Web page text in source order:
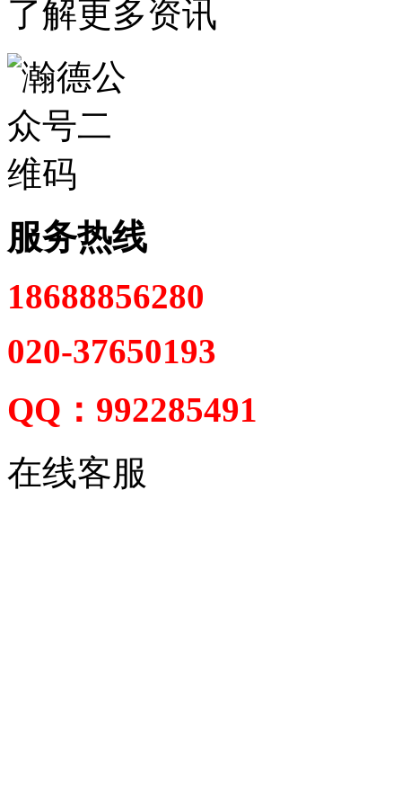
了解更多资讯
服务热线
18688856280
020-37650193
QQ：992285491
在线客服